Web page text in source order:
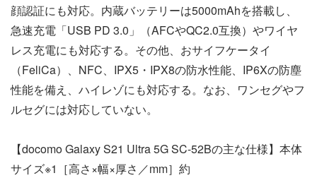
顔認証にも対応。内蔵バッテリーは5000mAhを搭載し、
急速充電「USB PD 3.0」（AFCやQC2.0互換）やワイヤ
レス充電にも対応する。その他、おサイフケータイ
（FeliCa）、NFC、IPX5・IPX8の防水性能、IP6Xの防塵
性能を備え、ハイレゾにも対応する。なお、ワンセグやフ
ルセグには対応していない。
【docomo Galaxy S21 Ultra 5G SC-52Bの主な仕様】本体
サイズ※1［高さ×幅×厚さ／mm］約